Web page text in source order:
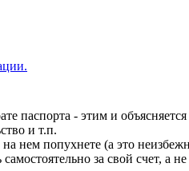
паспорта - этим и
и т.п.
нем попухнете (а это
за свой счет, а